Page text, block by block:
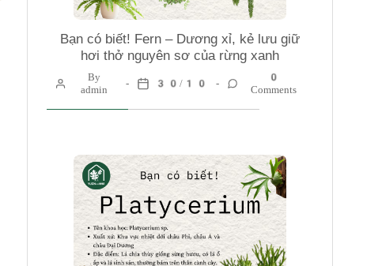
Bạn có biết! Fern – Dương xỉ, kẻ lưu giữ
hơi thở nguyên sơ của rừng xanh
By
admin
30/10
0
Comments